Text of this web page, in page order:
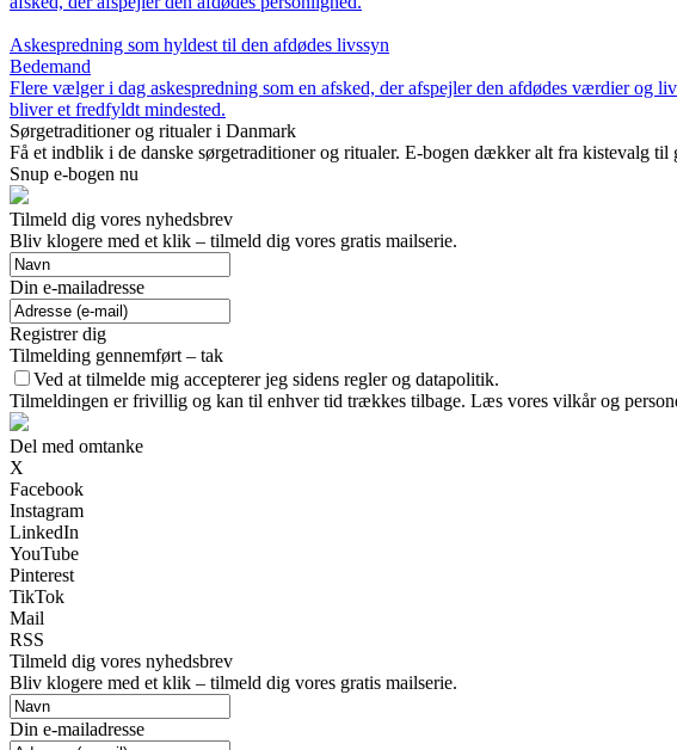
Askespredning som hyldest til den afdødes livssyn
Bedemand
Flere vælger i dag askespredning som en afsked, der afspejler den afdødes værdier
bliver et fredfyldt mindested.
Sørgetraditioner og ritualer i Danmark
Få et indblik i de danske sørgetraditioner og ritualer. E-bogen dækker alt fra kistevalg
Snup e-bogen nu
Tilmeld dig vores nyhedsbrev
Bliv klogere med et klik – tilmeld dig vores gratis mailserie.
Din e-mailadresse
Registrer dig
Tilmelding gennemført – tak
Ved at tilmelde mig accepterer jeg sidens regler og datapolitik.
Tilmeldingen er frivillig og kan til enhver tid trækkes tilbage. Læs vores vilkår og
Del med omtanke
X
Facebook
Instagram
LinkedIn
YouTube
Pinterest
TikTok
Mail
RSS
Tilmeld dig vores nyhedsbrev
Bliv klogere med et klik – tilmeld dig vores gratis mailserie.
Din e-mailadresse